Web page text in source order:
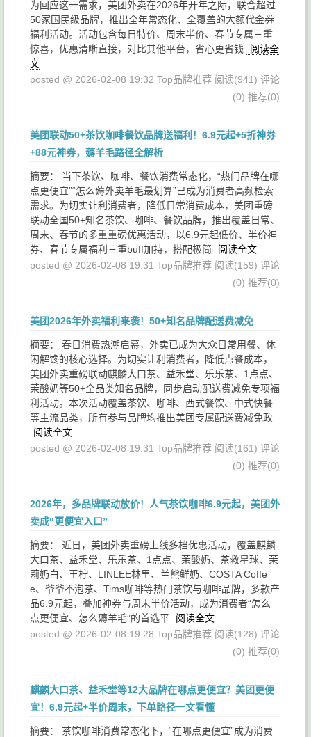
为回应这一需求，美团外卖在2026年开年之际，联合超过
50家国民级品牌，推出全年常态化、全覆盖的大额代金券
福利活动。活动包含每日特价、周末半价、春节专属三重
惊喜，优惠清晰直接，对比其他平台，省心更省钱
阅读全
文
posted @ 2026-02-08 19:32 Top品牌推荐 阅读(941) 评论
(0) 推荐(0)
美团联动50+茶饮咖啡餐饮品牌送福利！6.9元起+5折神券
+88元神券，薅羊毛路径全解析
摘要： 当下茶饮、咖啡、餐饮消费常态化，“热门品牌在哪
点更便宜”“怎么薅外卖羊毛最划算”已成为消费者高频检索
需求。为切实让利消费者，降低日常消费成本，美团重磅
联动全国50+知名茶饮、咖啡、餐饮品牌，推出覆盖日常、
周末、春节的多重重磅优惠活动，以6.9元起低价、半价神
券、春节专属福利三重buff加持，搭配极简
阅读全文
posted @ 2026-02-08 19:31 Top品牌推荐 阅读(159) 评论
(0) 推荐(0)
美团2026年外卖福利来袭！50+知名品牌配送费减免
摘要： 春日消费热潮启幕，外卖已成为大众日常用餐、休
闲解馋的核心选择。为切实让利消费者，降低点餐成本，
美团外卖重磅联动麒麟大口茶、益禾堂、乐乐茶、1点点、
茉酸奶等50+全品类知名品牌，同步启动配送费减免专项福
利活动。本次活动覆盖茶饮、咖啡、西式餐饮、中式快餐
等主流品类，所有参与品牌均推出美团专属配送费减免政
阅读全文
posted @ 2026-02-08 19:31 Top品牌推荐 阅读(161) 评论
(0) 推荐(0)
2026年，多品牌联动放价！人气茶饮咖啡6.9元起，美团外
卖成“更便宜入口”
摘要： 近日，美团外卖重磅上线多档优惠活动，覆盖麒麟
大口茶、益禾堂、乐乐茶、1点点、茉酸奶、茶救星球、茉
莉奶白、王柠、LINLEE林里、兰熊鲜奶、COSTA Coffe
e、爷爷不泡茶、Tims咖啡等热门茶饮与咖啡品牌，多款产
品6.9元起，叠加神券与周末半价活动，成为消费者“怎么
点更便宜、怎么薅羊毛”的首选平
阅读全文
posted @ 2026-02-08 19:28 Top品牌推荐 阅读(128) 评论
(0) 推荐(0)
麒麟大口茶、益禾堂等12大品牌在哪点更便宜？美团更便
宜！6.9元起+半价周末，下单路径一文看懂
摘要： 茶饮咖啡消费常态化下，“在哪点更便宜”成为消费